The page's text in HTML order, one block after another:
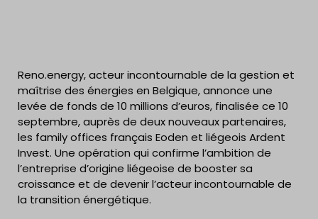
Reno.energy, acteur incontournable de la gestion et
maîtrise des énergies en Belgique, annonce une
levée de fonds de 10 millions d’euros, finalisée ce 10
septembre, auprès de deux nouveaux partenaires,
les family offices français Eoden et liégeois Ardent
Invest. Une opération qui confirme l’ambition de
l’entreprise d’origine liégeoise de booster sa
croissance et de devenir l’acteur incontournable de
la transition énergétique.